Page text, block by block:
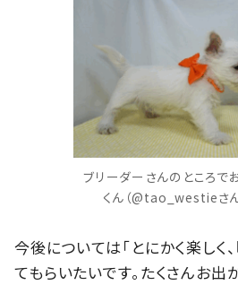
ブリーダーさんのところで
くん（@tao_westieさ
今後については「とにかく楽しく
てもらいたいです。たくさんお出